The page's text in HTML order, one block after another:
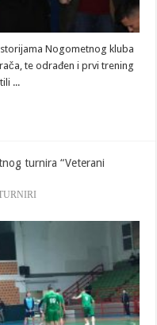
Nogometnog kluba
te odrađen i prvi trening
...
turnira “Veterani